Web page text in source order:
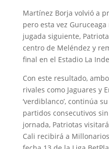
Martínez Borja volvió a
pero esta vez
jugada siguiente,
centro de Meléndez y
final en el Estadio La
Con este resultado,
rivales como Jaguares y
‘verdiblanco’, continúa
partidos consecutivos
jornada, Patriotas
Cali recibirá a Millonarios